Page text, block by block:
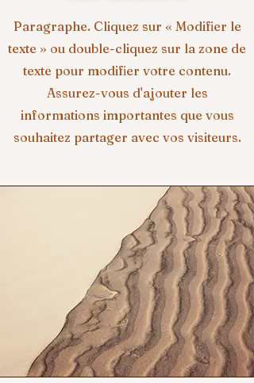
Paragraphe. Cliquez sur « Modifier le
texte » ou double-cliquez sur la zone de
texte pour modifier votre contenu.
Assurez-vous d'ajouter les
informations importantes que vous
souhaitez partager avec vos visiteurs.